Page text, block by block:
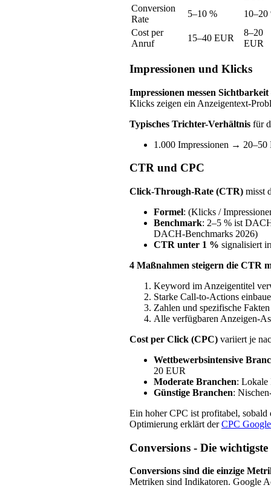
Conversion
Rate
5–10 %
10–20
Cost per
Anruf
15–40 EUR
8–20
EUR
Impressionen und Klicks
Impressionen messen
Klicks zeigen ein Anzeigentext-
Typisches Trichter-Verhältnis für
1.000 Impressionen →
CTR und CPC
Click-Through-Rate (CTR) misst
Formel: (Klicks /
Benchmark: 2–5 % ist
DACH-Benchmarks 2026)
CTR unter 1 % signalisiert
4 Maßnahmen steigern die CTR
Keyword im Anzeigentitel
Starke Call-to-Actions
Zahlen und spezifische
Alle verfügbaren Anzeigen-
Cost per Click (CPC) variiert je
Wettbewerbsintensive
20 EUR
Moderate Branchen: Lokale
Günstige Branchen:
Ein hoher CPC ist profitabel,
Optimierung erklärt derCPC
Conversions - Die
Conversions sind die einzige
Metriken sind Indikatoren. Google